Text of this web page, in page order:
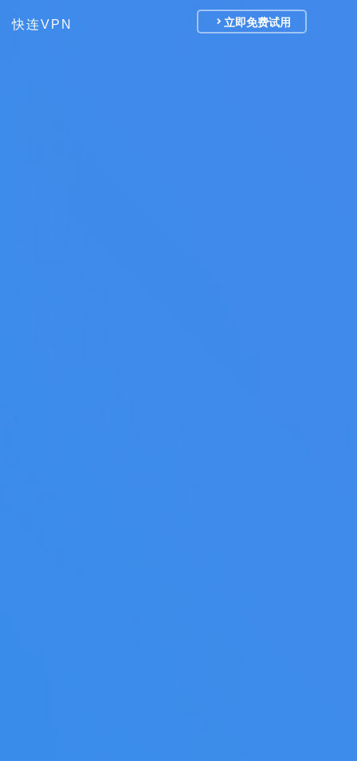
快连VPN 立即免费试用